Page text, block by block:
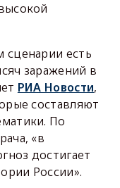
сценарии есть
заражений в
РИА Новости,
составляют
По
«в
достигает
России».